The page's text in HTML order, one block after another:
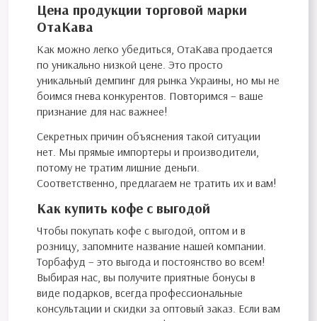
Цена продукции торговой марки
ОтаКава
Как можно легко убедиться, ОтаКава продается
по уникально низкой цене. Это просто
уникальный демпинг для рынка Украины, но мы не
боимся гнева конкурентов. Повторимся – ваше
признание для нас важнее!
Секретных причин объяснения такой ситуации
нет. Мы прямые импортеры и производители,
потому не тратим лишние деньги.
Соответственно, предлагаем не тратить их и вам!
Как купить кофе с выгодой
Чтобы покупать кофе с выгодой, оптом и в
розницу, запомните название нашей компании.
Торбафуд – это выгода и постоянство во всем!
Выбирая нас, вы получите приятные бонусы в
виде подарков, всегда профессиональные
консультации и скидки за оптовый заказ. Если вам